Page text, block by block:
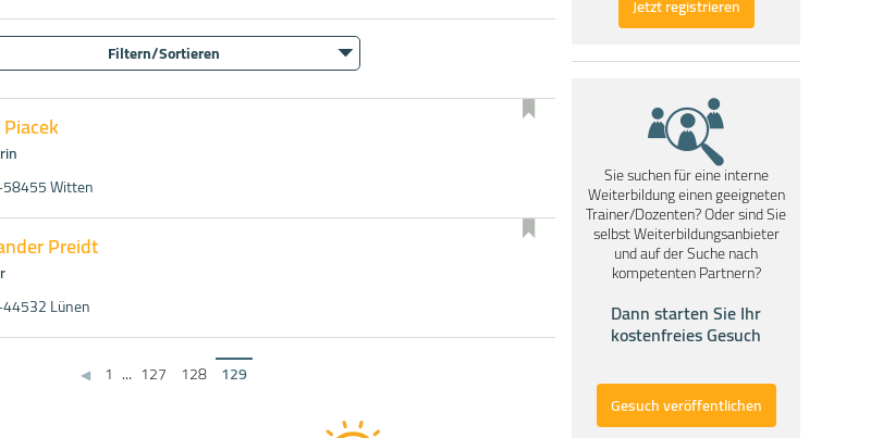
Filtern/Sortieren
Witten
Preidt
Lünen
◀ 1 ... 127 128 129
Jetzt registrieren
Sie suchen für eine interne
Weiterbildung einen geeigneten
Trainer/Dozenten? Oder sind Sie
selbst Weiterbildungsanbieter
und auf der Suche nach
kompetenten Partnern?
Dann starten Sie Ihr
kostenfreies Gesuch
Gesuch veröffentlichen